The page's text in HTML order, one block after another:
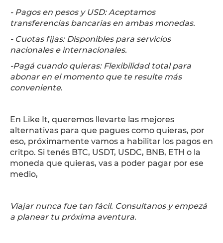
- Pagos en pesos y USD: Aceptamos
transferencias bancarias en ambas monedas.
- Cuotas fijas: Disponibles para servicios
nacionales e internacionales.
-Pagá cuando quieras: Flexibilidad total para
abonar en el momento que te resulte más
conveniente.
En Like It, queremos llevarte las mejores
alternativas para que pagues como quieras, por
eso, próximamente vamos a habilitar los pagos en
critpo. Si tenés BTC, USDT, USDC, BNB, ETH o la
moneda que quieras, vas a poder pagar por ese
medio,
Viajar nunca fue tan fácil. Consultanos y empezá
a planear tu próxima aventura.